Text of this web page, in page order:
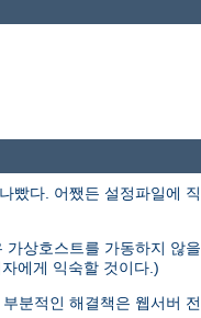
빴다. 어쨌든 설정파일에 직
상호스트를 가동하지 않을
에게 익숙할 것이다.)
분적인 해결책은 웹서버 전